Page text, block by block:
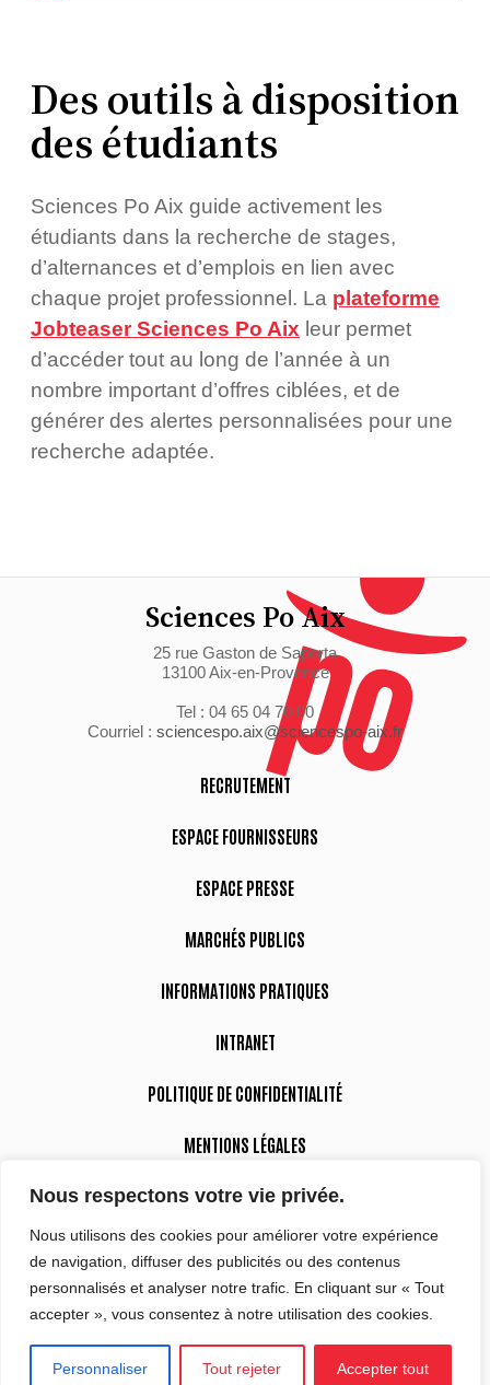
Nous respectons votre vie privée.
Nous utilisons des cookies pour améliorer votre expérience
de navigation, diffuser des publicités ou des contenus
personnalisés et analyser notre trafic. En cliquant sur « Tout
accepter », vous consentez à notre utilisation des cookies.
Personnaliser Tout rejeter Accepter tout
Des outils à disposition
des étudiants
Sciences Po Aix guide activement les
étudiants dans la recherche de stages,
d’alternances et d’emplois en lien avec
chaque projet professionnel. La plateforme
Jobteaser Sciences Po Aix leur permet
d’accéder tout au long de l’année à un
nombre important d’offres ciblées, et de
générer des alertes personnalisées pour une
recherche adaptée.
Sciences Po Aix
25 rue Gaston de Saporta
13100 Aix-en-Provence
Tel : 04 65 04 70 00
Courriel : sciencespo.aix@sciencespo-aix.fr
RECRUTEMENT
ESPACE FOURNISSEURS
ESPACE PRESSE
MARCHÉS PUBLICS
INFORMATIONS PRATIQUES
INTRANET
POLITIQUE DE CONFIDENTIALITÉ
MENTIONS LÉGALES
DÉCLARATION D’ACCESSIBILITÉ
Site réalisé par Intuitiv-Interactive
Suivez-nous